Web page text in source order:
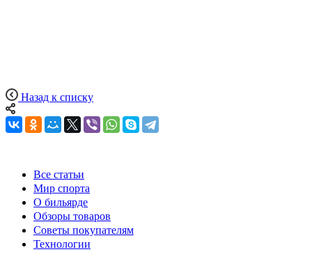
Назад к списку
Все статьи
Мир спорта
О бильярде
Обзоры товаров
Советы покупателям
Технологии